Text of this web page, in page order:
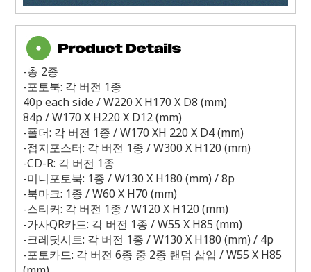
-총 2종
-포토북: 각 버전 1종
40p each side / W220 X H170 X D8 (mm)
84p / W170 X H220 X D12 (mm)
-폴더: 각 버전 1종 / W170 XH 220 X D4 (mm)
-접지포스터: 각 버전 1종 / W300 X H120 (mm)
-CD-R: 각 버전 1종
-미니포토북: 1종 / W130 X H180 (mm) / 8p
-북마크: 1종 / W60 X H70 (mm)
-스티커: 각 버전 1종 / W120 X H120 (mm)
-가사QR카드: 각 버전 1종 / W55 X H85 (mm)
-크레딧시트: 각 버전 1종 / W130 X H180 (mm) / 4p
-포토카드: 각 버전 6종 중 2종 랜덤 삽입 / W55 X H85